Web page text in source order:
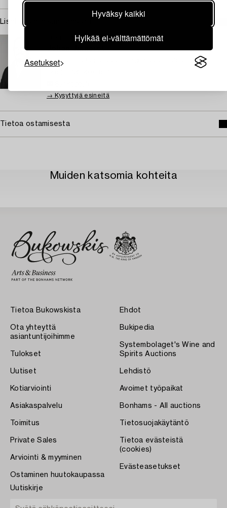
Hyväksy kaikki
Hylkää ei-välttämättömät
Asetukset
Lisätietoja ja kuntoraportit
TUKHOLMA
Johan Jinnerot
Asiantuntija taide ja vanhempi maalaustaide
→ Kysyttyjä esineitä
Tietoa ostamisesta
Muiden katsomia kohteita
Tietoa Bukowskista
Ota yhteyttä
asiantuntijoihimme
Tulokset
Uutiset
Kotiarviointi
Asiakaspalvelu
Toimitus
Private Sales
Arviointi & myyminen
Ostaminen huutokaupassa
Ehdot
Bukipedia
Systembolaget's Wine and
Spirits Auctions
Lehdistö
Avoimet työpaikat
Bonhams - All auctions
Tietosuojakäytäntö
Tietoa evästeistä
(cookies)
Evästeasetukset
Uutiskirje